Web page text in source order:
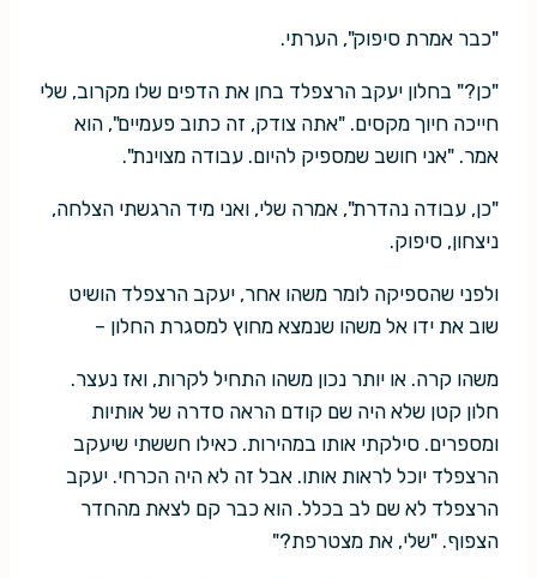
"כבר אמרת סיפוק", הערתי.
"כן?" בחלון יעקב הרצפלד בחן את הדפים שלו מקרוב, שלי
חייכה חיוך מקסים. "אתה צודק, זה כתוב פעמיים", הוא
אמר. "אני חושב שמספיק להיום. עבודה מצוינת".
"כן, עבודה נהדרת", אמרה שלי, ואני מיד הרגשתי הצלחה,
ניצחון, סיפוק.
ולפני שהספיקה לומר משהו אחר, יעקב הרצפלד הושיט
שוב את ידו אל משהו שנמצא מחוץ למסגרת החלון –
משהו קרה. או יותר נכון משהו התחיל לקרות, ואז נעצר.
חלון קטן שלא היה שם קודם הראה סדרה של אותיות
ומספרים. סילקתי אותו במהירות. כאילו חששתי שיעקב
הרצפלד יוכל לראות אותו. אבל זה לא היה הכרחי. יעקב
הרצפלד לא שם לב בכלל. הוא כבר קם לצאת מהחדר
הצפוף. "שלי, את מצטרפת?"